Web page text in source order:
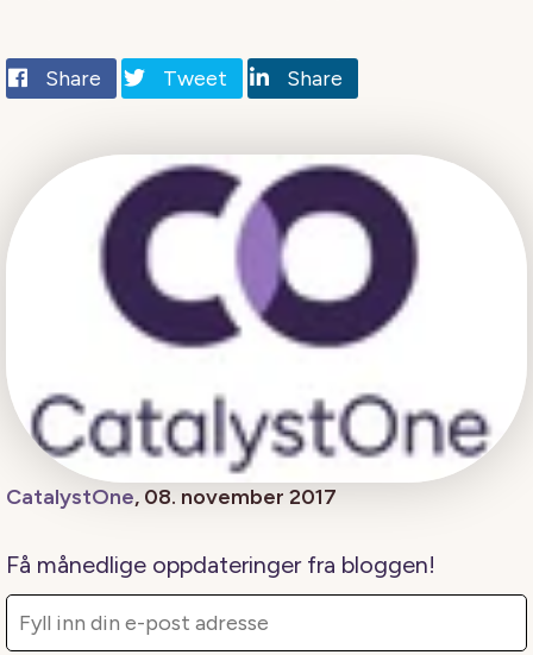
Share Tweet Share
CatalystOne, 08. november 2017
Få månedlige oppdateringer fra bloggen!